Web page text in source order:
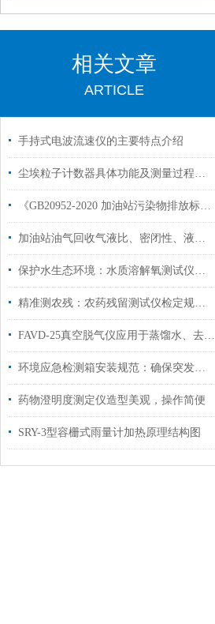
相关文章
ARTICLE
手持式电波流速仪的主要特点介绍
尘埃粒子计数器具体功能及测量过程简单介绍
《GB20952-2020 加油站污染物排放标准》标准解读
加油站油气回收气液比、密闭性、液阻三项检测
保护水生态环境：水质溶解氧测试仪在环境监测中的应用
精准测农残：农药残留测试仪检定规程详解
FAVD-25真空脱气仪应用于蒸馏水、去离子水等纯化水的真空脱气
环境应急检测箱安装规范：确保突发环境事件快速响应
药物澄明度测定仪造型美观，操作简便
SRY-3型容栅式雨量计加热原理结构图